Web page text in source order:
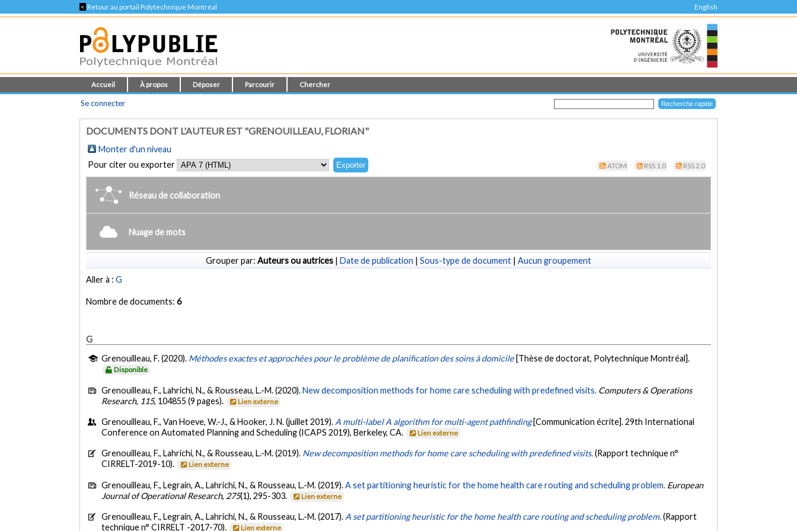
< Retour au portail Polytechnique Montréal English
Accueil À propos Déposer Parcourir Chercher
Se connecter
DOCUMENTS DONT L'AUTEUR EST "GRENOUILLEAU, FLORIAN"
Monter d'un niveau
Pour citer ou exporter
ATOM RSS 1.0 RSS 2.0
Réseau de collaboration
Nuage de mots
Grouper par: Auteurs ou autrices | Date de publication | Sous-type de document | Aucun groupement
Aller à :G
Nombre de documents:6
G
Grenouilleau, F. (2020). Méthodes exactes et approchées pour le problème de planification des soins à domicile [Thèse de doctorat, Polytechnique Montréal].
Disponible
Grenouilleau, F., Lahrichi, N., & Rousseau, L.-M. (2020).New decomposition methods for home care scheduling with predefined visits. Computers & Operations
Research, 115, 104855 (9 pages). Lien externe
Grenouilleau, F., Van Hoeve, W.-J., & Hooker, J. N. (juillet 2019). A multi-label A algorithm for multi-agent pathfinding [Communication écrite]. 29th International
Conference on Automated Planning and Scheduling (ICAPS 2019), Berkeley, CA.
Lien externe
Grenouilleau, F., Lahrichi, N., & Rousseau, L.-M. (2019). New decomposition methods for home care scheduling with predefined visits.(Rapport technique n°
CIRRELT-2019-10).
Lien externe
Grenouilleau, F., Legrain, A., Lahrichi, N., & Rousseau, L.-M. (2019).A set partitioning heuristic for the home health care routing and scheduling problem. European
Journal of Operational Research, 275(1), 295-303. Lien externe
Grenouilleau, F., Legrain, A., Lahrichi, N., & Rousseau, L.-M. (2017). A set partitioning heuristic for the home health care routing and scheduling problem.(Rapport
technique n° CIRRELT -2017-70).
Lien externe